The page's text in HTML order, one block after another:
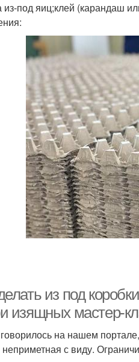
из-под яиц;клей
из под
изящных мастер-
на нашем
с виду.